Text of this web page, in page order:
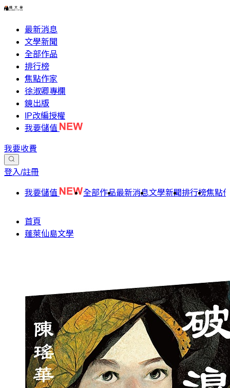
最新消息
文學新聞
全部作品
排行榜
焦點作家
徐淑卿專欄
鏡出版
IP改編授權
我要儲值
我要收費
登入/註冊
我要儲值 全部作品最新消息文學新聞排行榜焦點
首頁
蓬萊仙島文學